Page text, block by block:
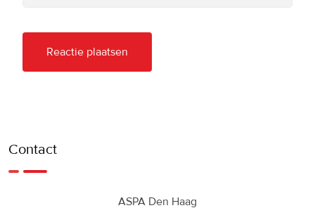
Contact
ASPA Den Haag